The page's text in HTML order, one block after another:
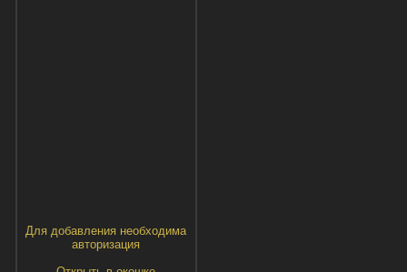
Для добавления необходима
авторизация